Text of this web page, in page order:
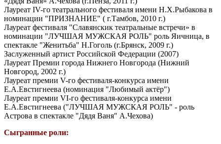
Лауреат IV-го театрального фестиваля имени Н.Х.Рыбакова в
номинации "ПРИЗНАНИЕ" ( г.Тамбов, 2010 г.)
Лауреат фестиваля "Славянскик театральные встречи» в
номинации "ЛУЧШАЯ МУЖСКАЯ РОЛЬ" роль Яичница, в
спектакле "Женитьба" Н.Гоголь (г.Брянск, 2009 г.)
Заслуженный артист Российской Федерации (2007)
Лауреат Премии города Нижнего Новгорода (Нижний
Новгород, 2002 г.)
Лауреат премии V-го фестиваля-конкурса имени
Е.А.Евстигнеева (номинация "Любимый актёр")
Лауреат премии VI-го фестиваля-конкурса имени
Е.А.Евстигнеева ("ЛУЧШАЯ МУЖСКАЯ РОЛЬ" - роль
Астрова в спектакле "Дядя Ваня" А.Чехова)
Сыгранные роли: